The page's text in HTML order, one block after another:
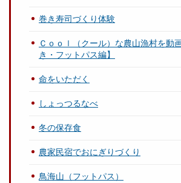
巻き寿司づくり体験
Ｃｏｏｌ（クール）な農山漁村を動
き・フットパス編】
命をいただく
しょっつるなべ
冬の保存食
農家民宿でおにぎりづくり
鳥海山（フットパス）